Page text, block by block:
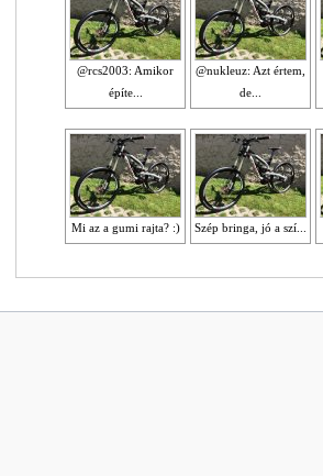
@rcs2003: Amikor
építe...
@nukleuz: Azt értem,
de...
Mi az a gumi rajta? :) Szép bringa, jó a szí...